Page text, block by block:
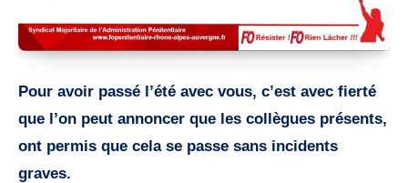
Pour avoir passé l’été avec vous, c’est avec fierté
que l’on peut annoncer que les collègues présents,
ont permis que cela se passe sans incidents
graves.